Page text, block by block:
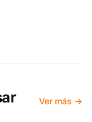
Ver más →